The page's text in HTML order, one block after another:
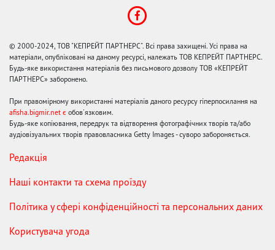
© 2000-2024, ТОВ "КЕПРЕЙТ ПАРТНЕРС". Всі права захищені. Усі права на
матеріали, опубліковані на даному ресурсі, належать ТОВ КЕПРЕЙТ ПАРТНЕРС.
Будь-яке використання матеріалів без письмового дозволу ТОВ «КЕПРЕЙТ
ПАРТНЕРС» заборонено.
При правомірному використанні матеріалів даного ресурсу гіперпосилання на
afisha.bigmir.net є обов'язковим.
Будь-яке копіювання, передрук та відтворення фотографічних творів та/або
аудіовізуальних творів правовласника Getty Images - суворо забороняється.
Редакція
Наші контакти та схема проїзду
Політика у сфері конфіденційності та персональних даних
Користувача угода